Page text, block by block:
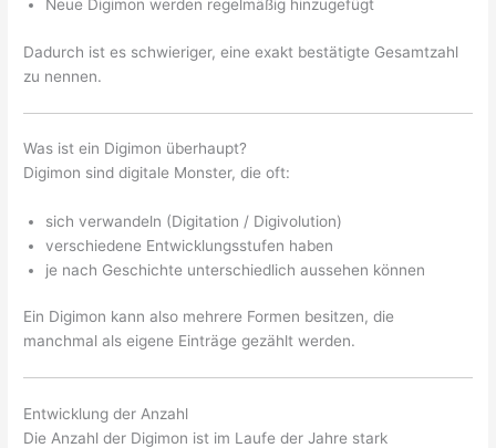
Neue Digimon werden regelmäßig hinzugefügt
Dadurch ist es schwieriger, eine exakt bestätigte Gesamtzahl
zu nennen.
Was ist ein Digimon überhaupt?
Digimon sind digitale Monster, die oft:
sich verwandeln (Digitation / Digivolution)
verschiedene Entwicklungsstufen haben
je nach Geschichte unterschiedlich aussehen können
Ein Digimon kann also mehrere Formen besitzen, die
manchmal als eigene Einträge gezählt werden.
Entwicklung der Anzahl
Die Anzahl der Digimon ist im Laufe der Jahre stark